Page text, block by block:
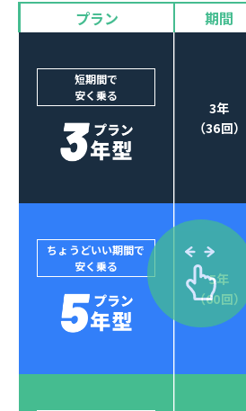
3
オプションも選べ
POINT
4
セブンマックスな
クレジットカード
ジョイカルジャパンでは、カーリ
プラン 期間
短期間で
安く乗る
3年
（36回）
ちょうどいい期間で
安く乗る
5年
（60回）